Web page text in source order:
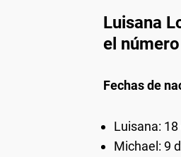
Luisana
el
Fechas de
Luisana:
Michael: 9